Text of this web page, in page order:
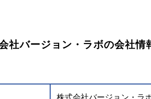
社バージョン・ラボの会社情
株式会社バージョン・ラ